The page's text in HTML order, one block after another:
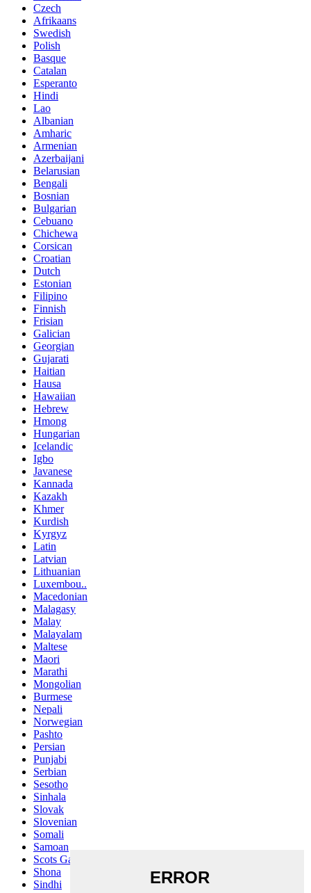
Czech
Afrikaans
Swedish
Polish
Basque
Catalan
Esperanto
Hindi
Lao
Albanian
Amharic
Armenian
Azerbaijani
Belarusian
Bengali
Bosnian
Bulgarian
Cebuano
Chichewa
Corsican
Croatian
Dutch
Estonian
Filipino
Finnish
Frisian
Galician
Georgian
Gujarati
Haitian
Hausa
Hawaiian
Hebrew
Hmong
Hungarian
Icelandic
Igbo
Javanese
Kannada
Kazakh
Khmer
Kurdish
Kyrgyz
Latin
Latvian
Lithuanian
Luxembou..
Macedonian
Malagasy
Malay
Malayalam
Maltese
Maori
Marathi
Mongolian
Burmese
Nepali
Norwegian
Pashto
Persian
Punjabi
Serbian
Sesotho
Sinhala
Slovak
Slovenian
Somali
Samoan
Scots Gaelic
Shona
Sindhi